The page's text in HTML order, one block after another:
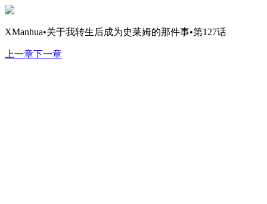
XManhua•关于我转生后成为史莱姆的那件事•第127话
上一章下一章